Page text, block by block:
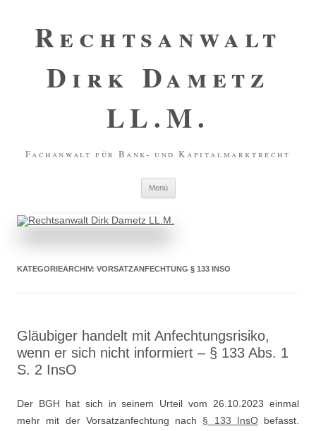
Rechtsanwalt
Dirk Dametz
LL.M.
Fachanwalt für Bank- und Kapitalmarktrecht
Menü
KATEGORIEARCHIV: VORSATZANFECHTUNG § 133 INSO
Gläubiger handelt mit Anfechtungsrisiko,
wenn er sich nicht informiert – § 133 Abs. 1
S. 2 InsO
Der BGH hat sich in seinem Urteil vom 26.10.2023 einmal
mehr mit der Vorsatzanfechtung nach § 133 InsObefasst.